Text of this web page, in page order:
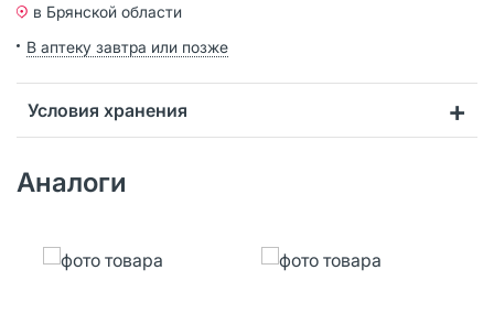
в Брянской области
В аптеку завтра или позже
Условия хранения
Аналоги